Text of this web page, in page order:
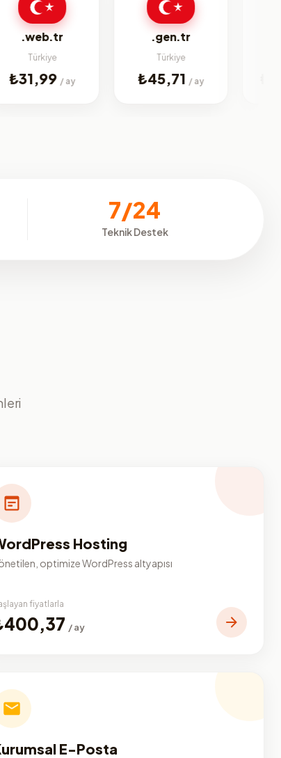
/ ay
.gen.tr
₺45,71 / ay
7/24
Teknik Destek
Hosting
optimize WordPress altyapısı
fiyatlarla
/ ay
E-Posta